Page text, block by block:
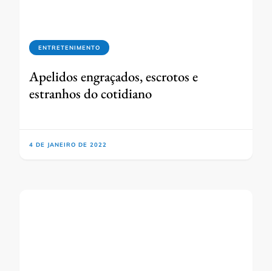
ENTRETENIMENTO
Apelidos engraçados, escrotos e
estranhos do cotidiano
4 DE JANEIRO DE 2022